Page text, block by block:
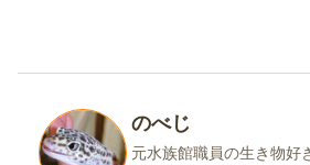
Tierzine（テ
のべじ
元水族館職員の生き物好